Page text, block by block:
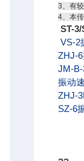
3、有
4、本
ST-
VS-2
ZHJ-6
JM-
振动
ZHJ-
SZ-6